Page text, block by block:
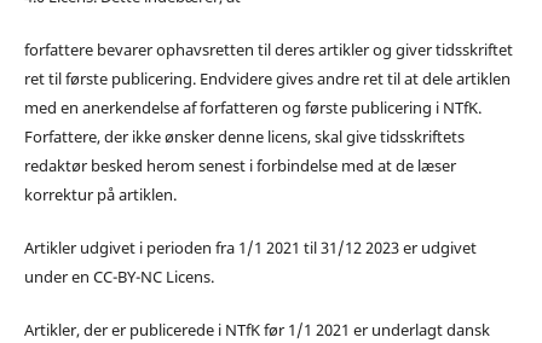
forfattere bevarer ophavsretten til deres artikler og giver tidsskriftet
ret til første publicering. Endvidere gives andre ret til at dele artiklen
med en anerkendelse af forfatteren og første publicering i NTfK.
Forfattere, der ikke ønsker denne licens, skal give tidsskriftets
redaktør besked herom senest i forbindelse med at de læser
korrektur på artiklen.
Artikler udgivet i perioden fra 1/1 2021 til 31/12 2023 er udgivet
under en CC-BY-NC Licens.
Artikler, der er publicerede i NTfK før 1/1 2021 er underlagt dansk